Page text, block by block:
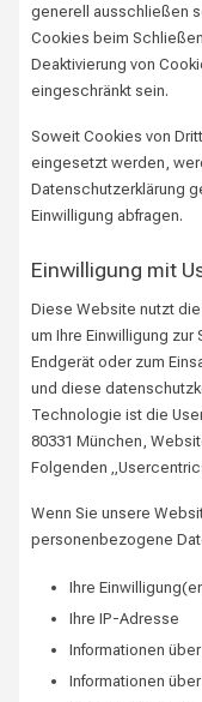
generell ausschließen
Cookies beim
Deaktivierung von
eingeschränkt sein.
Soweit Cookies von
eingesetzt werden,
Datenschutzerklärung
Einwilligung abfragen.
Einwilligung mit
Diese Website nutzt
um Ihre Einwilligung
Endgerät oder zum
und diese
Technologie ist die
80331 München,
Folgenden
Wenn Sie unsere
personenbezogene
Ihre
Ihre IP-Adresse
Informationen
Informationen